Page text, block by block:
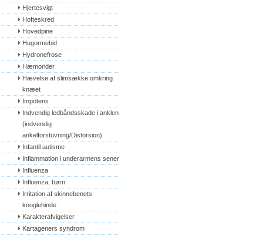
Hjertesvigt
Hofteskred
Hovedpine
Hugormebid
Hydronefrose
Hæmorider
Hævelse af slimsække omkring
knæet
Impotens
Indvendig ledbåndsskade i anklen
(indvendig
ankelforstuvning/Distorsion)
Infantil autisme
Inflammation i underarmens sener
Influenza
Influenza, børn
Irritation af skinnebenets
knoglehinde
Karakterafvigelser
Kartageners syndrom